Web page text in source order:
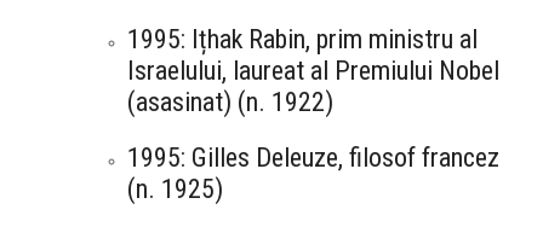
1995: Ițhak Rabin, prim ministru al
Israelului, laureat al Premiului Nobel
(asasinat) (n. 1922)
1995: Gilles Deleuze, filosof francez
(n. 1925)